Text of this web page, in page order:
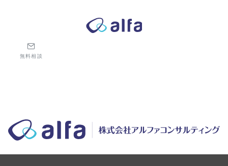
無料相談
株式会社アルファコンサルティング｜ホテル・旅館・観光業の事